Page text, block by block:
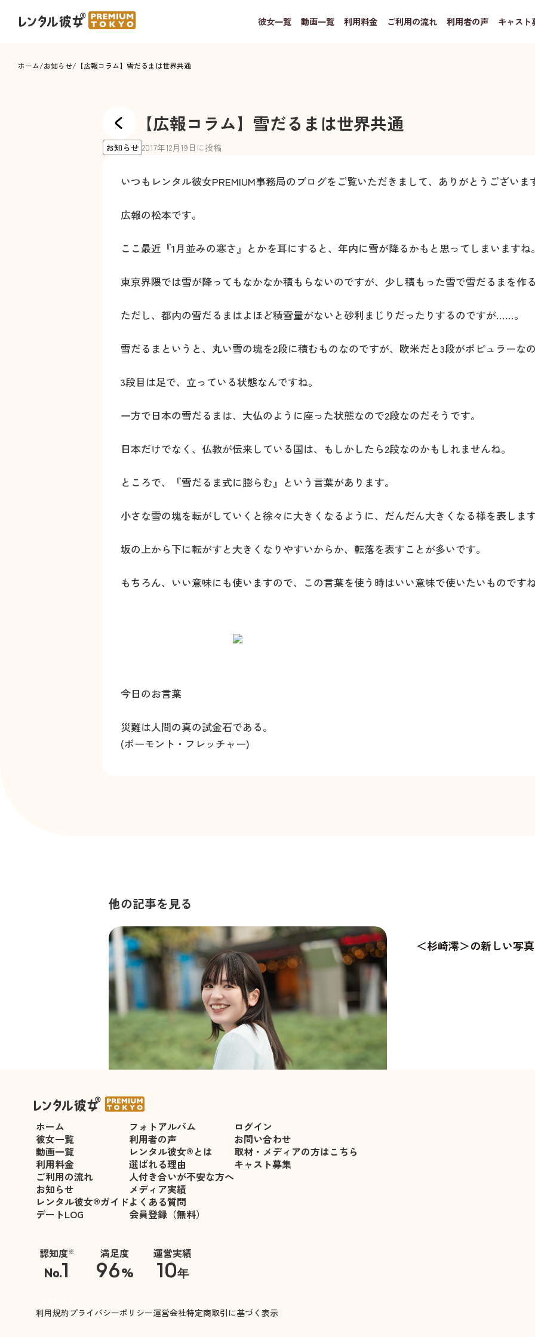
彼女一覧 動画一覧 利用料金 ご利用の流れ 利用者の声 キャスト
ホーム/お知らせ/ 【広報コラム】雪だるまは世界共通
【広報コラム】雪だるまは世界共通
お知らせ 2017年12月 19 日に投稿
いつもレンタル彼女PREMIUM事務局のブログをご覧いただきまして、ありがとうございま
広報の松本です。
ここ最近『1月並みの寒さ』とかを耳にすると、年内に雪が降るかもと思ってしまいますね
東京界隈では雪が降ってもなかなか積もらないのですが、少し積もった雪で雪だるまを作
ただし、都内の雪だるまはよほど積雪量がないと砂利まじりだったりするのですが……。
雪だるまというと、丸い雪の塊を2段に積むものなのですが、欧米だと3段がポピュラーな
3段目は足で、立っている状態なんですね。
一方で日本の雪だるまは、大仏のように座った状態なので2段なのだそうです。
日本だけでなく、仏教が伝来している国は、もしかしたら2段なのかもしれませんね。
ところで、『雪だるま式に膨らむ』という言葉があります。
小さな雪の塊を転がしていくと徐々に大きくなるように、だんだん大きくなる様を表しま
坂の上から下に転がすと大きくなりやすいからか、転落を表すことが多いです。
もちろん、いい意味にも使いますので、この言葉を使う時はいい意味で使いたいものです
今日のお言葉
災難は人間の真の試金石である。
(ボーモント・フレッチャー)
他の記事を見る
＜杉崎澪＞の新しい写
ホーム
彼女一覧
動画一覧
利用料金
ご利用の流れ
お知らせ
レンタル彼女®ガイド
デートLOG
フォトアルバム
利用者の声
レンタル彼女®とは
選ばれる理由
人付き合いが不安な方へ
メディア実績
よくある質問
会員登録（無料）
ログイン
お問い合わせ
取材・メディアの方はこちら
キャスト募集
認知度※
No.1
満足度
96%
運営実績
10年
利用規約プライバシーポリシー運営会社特定商取引に基づく表示